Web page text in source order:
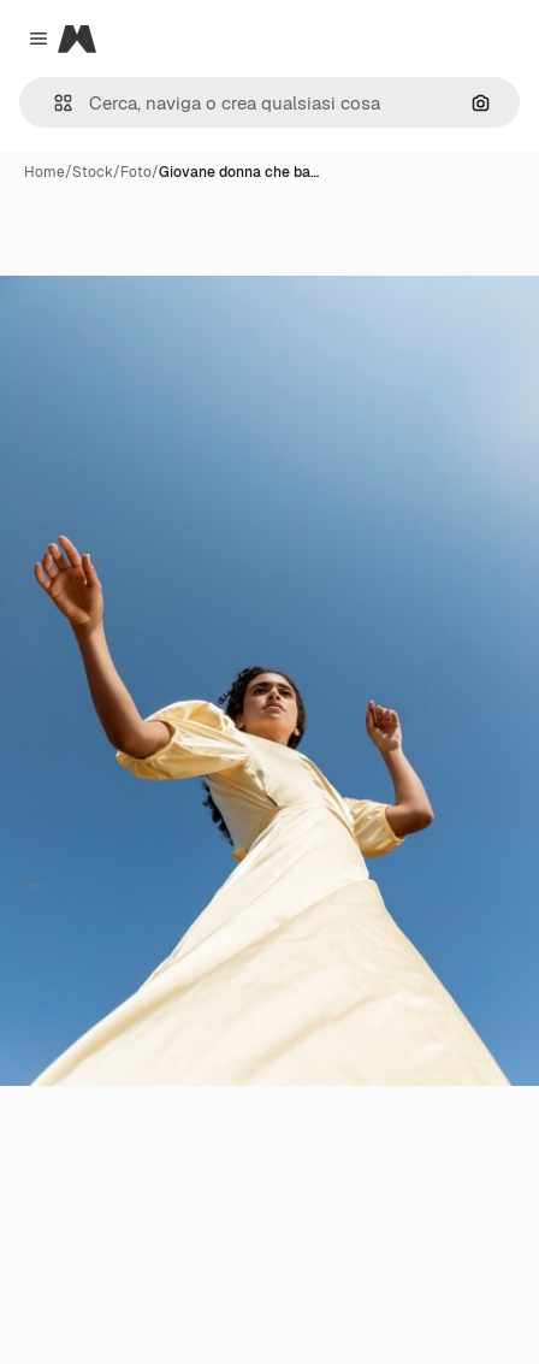
Close menu
Magnific
Cerca
Home/Stock/Foto/Giovane donna che ba…